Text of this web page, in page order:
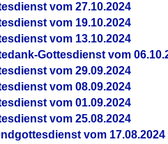
vom 27.10.2024
vom 19.10.2024
vom 13.10.2024
Gottesdienst vom
vom 29.09.2024
vom 08.09.2024
vom 01.09.2024
vom 25.08.2024
vom 17.08.2024